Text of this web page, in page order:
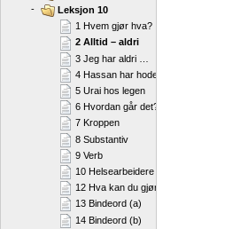
-
Leksjon 10
1 Hvem gjør hva?
2 Alltid – aldri
3 Jeg har aldri …
4 Hassan har hodepine
5 Urai hos legen
6 Hvordan går det?
7 Kroppen
8 Substantiv
9 Verb
10 Helsearbeidere
12 Hva kan du gjøre for å holde deg i
13 Bindeord (a)
14 Bindeord (b)